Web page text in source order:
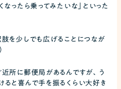
なったら乗ってみたいな」といった
肢を少しでも広げることにつなが
所に郵便局があるんですが、う
と喜んで手を振るくらい大好き